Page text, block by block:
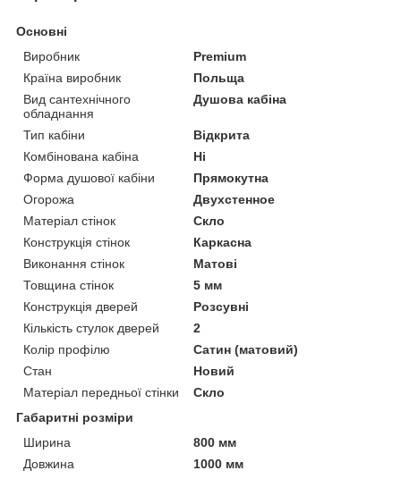
Основні
Виробник
Premium
Країна виробник
Польща
Вид сантехнічного
обладнання
Душова кабіна
Тип кабіни
Відкрита
Комбінована кабіна
Ні
Форма душової кабіни
Прямокутна
Огорожа
Двухстенное
Матеріал стінок
Скло
Конструкція стінок
Каркасна
Виконання стінок
Матові
Товщина стінок
5 мм
Конструкція дверей
Розсувні
Кількість стулок дверей
2
Колір профілю
Сатин (матовий)
Стан
Новий
Матеріал передньої стінки
Скло
Габаритні розміри
Ширина
800 мм
Довжина
1000 мм